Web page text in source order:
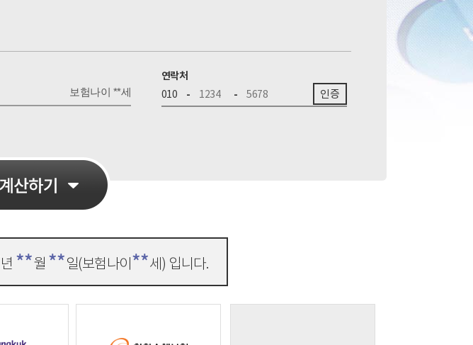
보험나이 **세
연락처
010
- - 인증
년 **월 **일(보험나이 **세) 입니다.